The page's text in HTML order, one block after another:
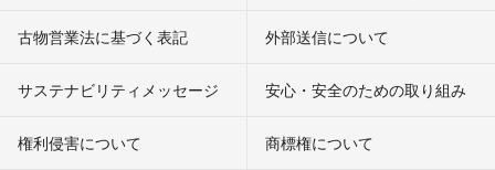
古物営業法に基づく表記 外部送信について
サステナビリティメッセージ 安心・安全のための取り組み
権利侵害について
商標権について